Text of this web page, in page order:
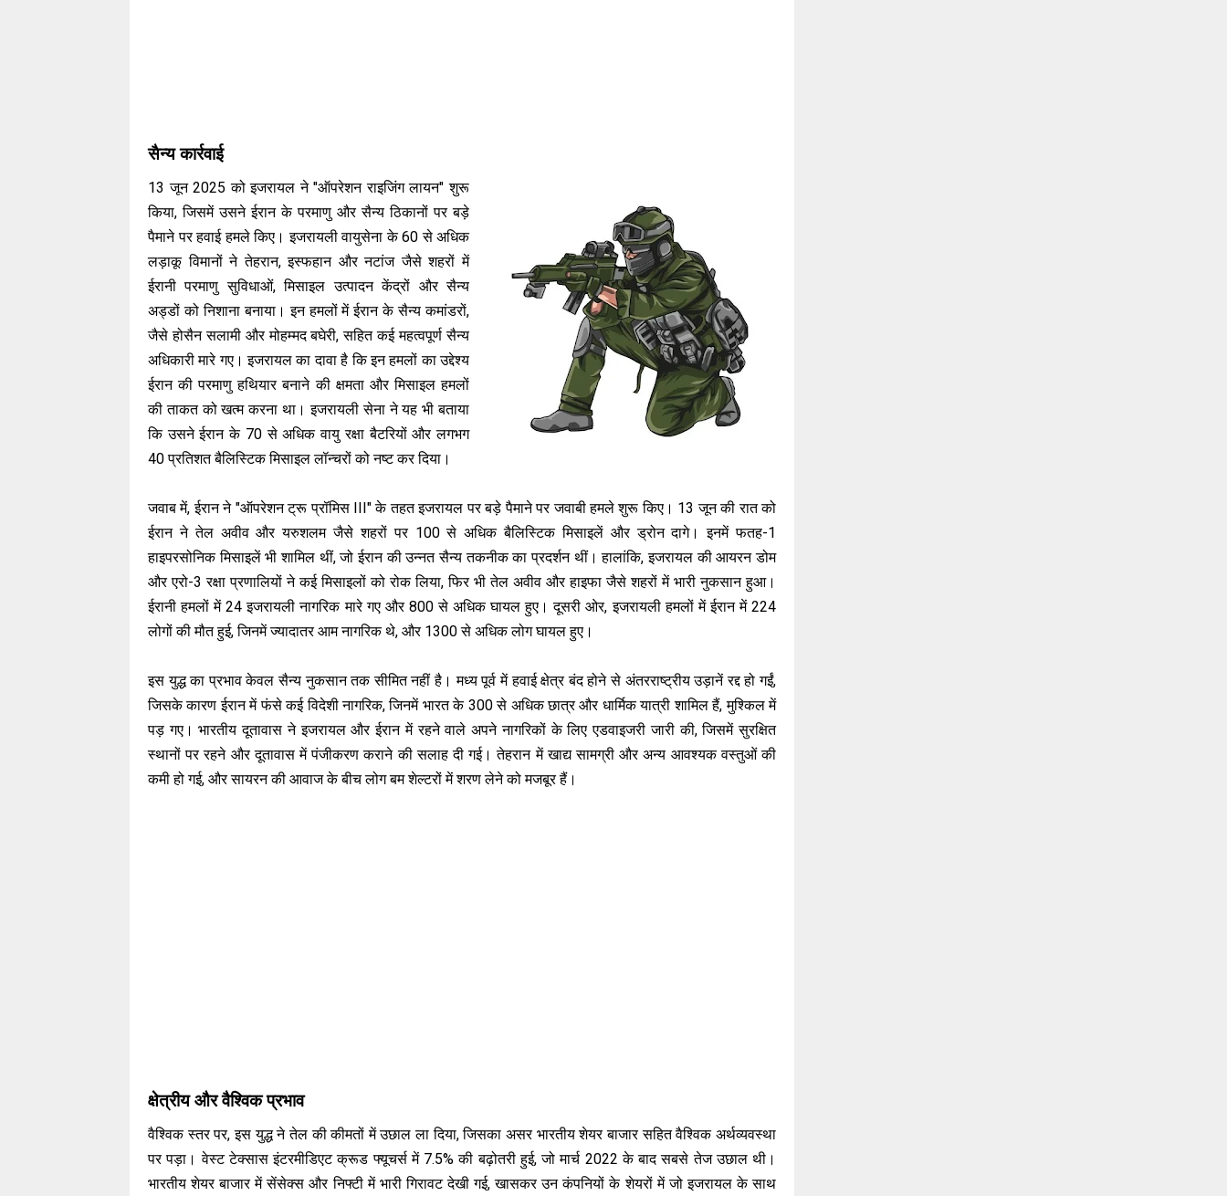
सैन्य कार्रवाई
13 जून 2025 को इजरायल ने "ऑपरेशन राइजिंग लायन" शुरू
किया, जिसमें उसने ईरान के परमाणु और सैन्य ठिकानों पर बड़े
पैमाने पर हवाई हमले किए। इजरायली वायुसेना के 60 से अधिक
लड़ाकू विमानों ने तेहरान, इस्फहान और नटांज जैसे शहरों में
ईरानी परमाणु सुविधाओं, मिसाइल उत्पादन केंद्रों और सैन्य
अड्डों को निशाना बनाया। इन हमलों में ईरान के सैन्य कमांडरों,
जैसे होसैन सलामी और मोहम्मद बघेरी, सहित कई महत्वपूर्ण सैन्य
अधिकारी मारे गए। इजरायल का दावा है कि इन हमलों का उद्देश्य
ईरान की परमाणु हथियार बनाने की क्षमता और मिसाइल हमलों
की ताकत को खत्म करना था। इजरायली सेना ने यह भी बताया
कि उसने ईरान के 70 से अधिक वायु रक्षा बैटरियों और लगभग
40 प्रतिशत बैलिस्टिक मिसाइल लॉन्चरों को नष्ट कर दिया।
जवाब में, ईरान ने "ऑपरेशन ट्रू प्रॉमिस III" के तहत इजरायल पर बड़े पैमाने पर जवाबी हमले शुरू किए। 13 जून की रात को
ईरान ने तेल अवीव और यरुशलम जैसे शहरों पर 100 से अधिक बैलिस्टिक मिसाइलें और ड्रोन दागे। इनमें फतह-1
हाइपरसोनिक मिसाइलें भी शामिल थीं, जो ईरान की उन्नत सैन्य तकनीक का प्रदर्शन थीं। हालांकि, इजरायल की आयरन डोम
और एरो-3 रक्षा प्रणालियों ने कई मिसाइलों को रोक लिया, फिर भी तेल अवीव और हाइफा जैसे शहरों में भारी नुकसान हुआ।
ईरानी हमलों में 24 इजरायली नागरिक मारे गए और 800 से अधिक घायल हुए। दूसरी ओर, इजरायली हमलों में ईरान में 224
लोगों की मौत हुई, जिनमें ज्यादातर आम नागरिक थे, और 1300 से अधिक लोग घायल हुए।
इस युद्ध का प्रभाव केवल सैन्य नुकसान तक सीमित नहीं है। मध्य पूर्व में हवाई क्षेत्र बंद होने से अंतरराष्ट्रीय उड़ानें रद्द हो गईं,
जिसके कारण ईरान में फंसे कई विदेशी नागरिक, जिनमें भारत के 300 से अधिक छात्र और धार्मिक यात्री शामिल हैं, मुश्किल में
पड़ गए। भारतीय दूतावास ने इजरायल और ईरान में रहने वाले अपने नागरिकों के लिए एडवाइजरी जारी की, जिसमें सुरक्षित
स्थानों पर रहने और दूतावास में पंजीकरण कराने की सलाह दी गई। तेहरान में खाद्य सामग्री और अन्य आवश्यक वस्तुओं की
कमी हो गई, और सायरन की आवाज के बीच लोग बम शेल्टरों में शरण लेने को मजबूर हैं।
क्षेत्रीय और वैश्विक प्रभाव
वैश्विक स्तर पर, इस युद्ध ने तेल की कीमतों में उछाल ला दिया, जिसका असर भारतीय शेयर बाजार सहित वैश्विक अर्थव्यवस्था
पर पड़ा। वेस्ट टेक्सास इंटरमीडिएट क्रूड फ्यूचर्स में 7.5% की बढ़ोतरी हुई, जो मार्च 2022 के बाद सबसे तेज उछाल थी।
भारतीय शेयर बाजार में सेंसेक्स और निफ्टी में भारी गिरावट देखी गई, खासकर उन कंपनियों के शेयरों में जो इजरायल के साथ